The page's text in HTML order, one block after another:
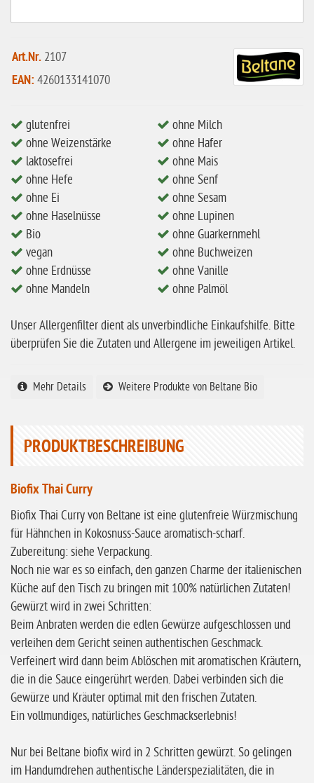
ohne Ei
ohne Soja
Bio
vegan
ohne Erdnüsse
eiweißarm / PKU
ohne Mandeln
ohne Milch
ohne Hafer
ohne Reis
ohne Senf
ohne Lupinen
ohne Buchweizen
ohne Vanille
ohne Knoblauch
ohne Sellerie
glutenfrei
ohne
Sonnenblumen
ohne Palmöl
Art.Nr. 2107
EAN: 4260133141070
glutenfrei
ohne Weizenstärke
laktosefrei
ohne Hefe
ohne Ei
ohne Haselnüsse
Bio
vegan
ohne Erdnüsse
ohne Mandeln
ohne Milch
ohne Hafer
ohne Mais
ohne Senf
ohne Sesam
ohne Lupinen
ohne Guarkernmehl
ohne Buchweizen
ohne Vanille
ohne Palmöl
Unser Allergenfilter dient als unverbindliche Einkaufshilfe. Bitte
überprüfen Sie die Zutaten und Allergene im jeweiligen Artikel.
Mehr Details Weitere Produkte von Beltane Bio
PRODUKTBESCHREIBUNG
Biofix Thai Curry
Biofix Thai Curry von Beltane ist eine glutenfreie Würzmischung
für Hähnchen in Kokosnuss-Sauce aromatisch-scharf.
Zubereitung: siehe Verpackung.
Noch nie war es so einfach, den ganzen Charme der italienischen
Küche auf den Tisch zu bringen mit 100% natürlichen Zutaten!
Gewürzt wird in zwei Schritten:
Beim Anbraten werden die edlen Gewürze aufgeschlossen und
verleihen dem Gericht seinen authentischen Geschmack.
Verfeinert wird dann beim Ablöschen mit aromatischen Kräutern,
die in die Sauce eingerührt werden. Dabei verbinden sich die
Gewürze und Kräuter optimal mit den frischen Zutaten.
Ein vollmundiges, natürliches Geschmackserlebnis!
Nur bei Beltane biofix wird in 2 Schritten gewürzt. So gelingen
im Handumdrehen authentische Länderspezialitäten, die in